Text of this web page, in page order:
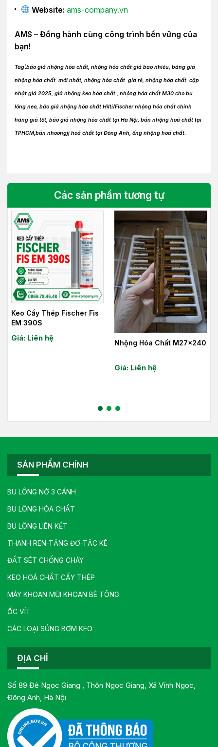
Website: ams-company.vn
AMS – Đồng hành cùng công trình bền vững của
bạn!
Tag:báo giá nhộng hóa chất, nhộng hóa chất giá bao nhiêu, bảng giá
nhộng hóa chất mới nhất, nhộng hóa chất giá rẻ, nhộng hóa chất cập
nhật giá 2025, giá nhộng keo hóa chất , nhộng hóa chất M30 cho bu
lông neo, báo giá nhộng hóa chất Hilti/Fischer nhộng hóa chất chính
hãng giá tốt, báo giá nhộng hóa chất tại Hà Nội, bán nhộng hoá chất tại
TPHCM,bán nhoongjj hoá chất tại Đông Anh, ống nhộng hoá chất.
Các sản phẩm tương tự
Keo Cấy Thép Fischer Fis
EM 390S
Giá: Liên hệ
Nhộng Hóa Chất M27x240
Giá: Liên hệ
SẢN PHẨM CHÍNH
BU LÔNG NỞ 3 CÁNH
BU LÔNG HÓA CHẤT
BU LÔNG LIÊN KẾT
THANH REN-TĂNG ĐƠ-TĂC KÊ
ĐẤT SÉT CHỐNG CHÁY
KEO HOÁ CHẤT CẤY THÉP
MÁY KHOAN MŨI KHOAN BÊ TÔNG
ỐC VÍT
CÁC LOẠI SÚNG BƠM KEO
ĐỊA CHỈ
Số 89 Đê Ngọc Giang , Thôn Ngọc Giang, Xã Vĩnh Ngọc,
Đông Anh, Hà Nội